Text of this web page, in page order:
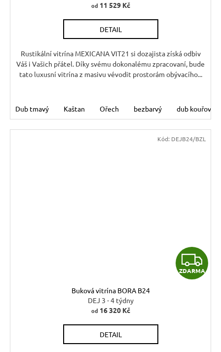
A
od 11 529 Kč
DETAIL
Rustikální vitrína MEXICANA VIT21 si dozajista získá odbiv
Váš i Vašich přátel. Díky svému dokonalému zpracovaní, bude
tato luxusní vitrína z masivu vévodit prostorám obývacího...
Dub tmavý Kaštan Ořech bezbarvý dub kouřový
Z
D
ZDARMA
Buková vitrína BORA B24
DEJ 3 - 4 týdny
od 16 320 Kč
DETAIL
Kód: DEJB24/BZL